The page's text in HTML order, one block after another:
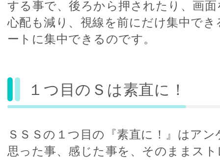
する事で、後ろから押されたり、画
心配も減り、視線を前にだけ集中で
ートに集中できるのです。
１つ目のＳは素直に！
ＳＳＳの１つ目の『素直に！』はア
思った事、感じた事を、そのままス